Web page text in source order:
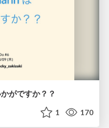
がですか？？
1 170